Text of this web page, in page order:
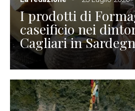
I prodotti di
caseificio nei
Cagliari in